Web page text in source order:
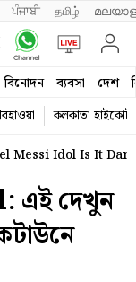
ਪੰਜਾਬੀ தமிழ்
বিনোদন ব্যবসা দেশ
কলকাতা হাইকোর্ট
Messi Idol Is It
এই দেখুন